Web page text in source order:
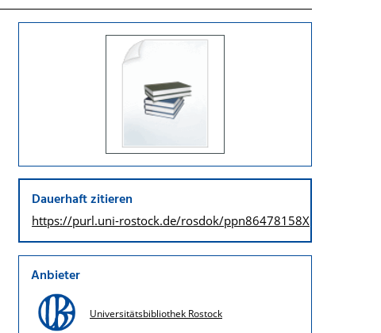
Dauerhaft zitieren
https://purl.uni-rostock.de/rosdok/ppn86478158X
Anbieter
Universitätsbibliothek Rostock